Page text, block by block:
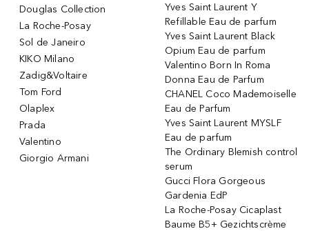
Douglas Collection
La Roche-Posay
Sol de Janeiro
KIKO Milano
Zadig&Voltaire
Tom Ford
Olaplex
Prada
Valentino
Giorgio Armani
Yves Saint Laurent Y
Refillable Eau de parfum
Yves Saint Laurent Black
Opium Eau de parfum
Valentino Born In Roma
Donna Eau de Parfum
CHANEL Coco Mademoiselle
Eau de Parfum
Yves Saint Laurent MYSLF
Eau de parfum
The Ordinary Blemish control
serum
Gucci Flora Gorgeous
Gardenia EdP
La Roche-Posay Cicaplast
Baume B5+ Gezichtscrème